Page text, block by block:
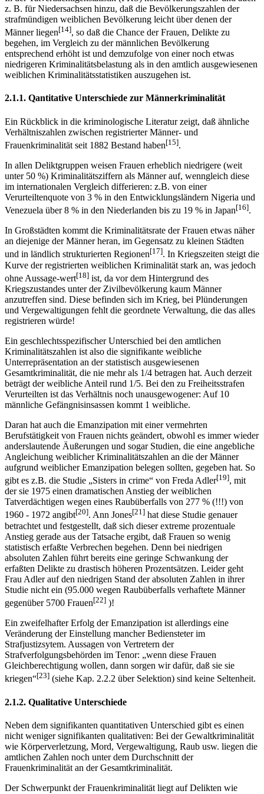
z. B. für Niedersachsen hinzu, daß die Bevölkerungszahlen der
strafmündigen weiblichen Bevölkerung leicht über denen der
Männer liegen[14], so daß die Chance der Frauen, Delikte zu
begehen, im Vergleich zu der männlichen Bevölkerung
entsprechend erhöht ist und demzufolge von einer noch etwas
niedrigeren Kriminalitätsbelastung als in den amtlich ausgewiesenen
weiblichen Kriminalitätsstatistiken auszugehen ist.
2.1.1. Qantitative Unterschiede zur Männerkriminalität
Ein Rückblick in die kriminologische Literatur zeigt, daß ähnliche
Verhältniszahlen zwischen registrierter Männer- und
Frauenkriminalität seit 1882 Bestand haben[15].
In allen Deliktgruppen weisen Frauen erheblich niedrigere (weit
unter 50 %) Kriminalitätsziffern als Männer auf, wenngleich diese
im internationalen Vergleich differieren: z.B. von einer
Verurteiltenquote von 3 % in den Entwicklungsländern Nigeria und
Venezuela über 8 % in den Niederlanden bis zu 19 % in Japan[16].
In Großstädten kommt die Kriminalitätsrate der Frauen etwas näher
an diejenige der Männer heran, im Gegensatz zu kleinen Städten
und in ländlich strukturierten Regionen[17]. In Kriegszeiten steigt die
Kurve der registrierten weiblichen Kriminalität stark an, was jedoch
ohne Aussage-wert[18] ist, da vor dem Hintergrund des
Kriegszustandes unter der Zivilbevölkerung kaum Männer
anzutreffen sind. Diese befinden sich im Krieg, bei Plünderungen
und Vergewaltigungen fehlt die geordnete Verwaltung, die das alles
registrieren würde!
Ein geschlechtsspezifischer Unterschied bei den amtlichen
Kriminalitätszahlen ist also die signifikante weibliche
Unterrepräsentation an der statistisch ausgewiesenen
Gesamtkriminalität, die nie mehr als 1/4 betragen hat. Auch derzeit
beträgt der weibliche Anteil rund 1/5. Bei den zu Freiheitsstrafen
Verurteilten ist das Verhältnis noch unausgewogener: Auf 10
männliche Gefängnisinsassen kommt 1 weibliche.
Daran hat auch die Emanzipation mit einer vermehrten
Berufstätigkeit von Frauen nichts geändert, obwohl es immer wieder
anderslautende Äußerungen und sogar Studien, die eine angebliche
Angleichung weiblicher Kriminalitätszahlen an die der Männer
aufgrund weiblicher Emanzipation belegen sollten, gegeben hat. So
gibt es z.B. die Studie „Sisters in crime“ von Freda Adler[19], mit
der sie 1975 einen dramatischen Anstieg der weiblichen
Tatverdächtigen wegen eines Raubüberfalls von 277 % (!!!) von
1960 - 1972 angibt[20]. Ann Jones[21] hat diese Studie genauer
betrachtet und festgestellt, daß sich dieser extreme prozentuale
Anstieg gerade aus der Tatsache ergibt, daß Frauen so wenig
statistisch erfaßte Verbrechen begehen. Denn bei niedrigen
absoluten Zahlen führt bereits eine geringe Schwankung der
erfaßten Delikte zu drastisch höheren Prozentsätzen. Leider geht
Frau Adler auf den niedrigen Stand der absoluten Zahlen in ihrer
Studie nicht ein (95.000 wegen Raubüberfalls verhaftete Männer
gegenüber 5700 Frauen[22] )!
Ein zweifelhafter Erfolg der Emanzipation ist allerdings eine
Veränderung der Einstellung mancher Bediensteter im
Strafjustizsytem. Aussagen von Vertretern der
Strafverfolgungsbehörden im Tenor: „wenn diese Frauen
Gleichberechtigung wollen, dann sorgen wir dafür, daß sie sie
kriegen“[23] (siehe Kap. 2.2.2 über Selektion) sind keine Seltenheit.
2.1.2. Qualitative Unterschiede
Neben dem signifikanten quantitativen Unterschied gibt es einen
nicht weniger signifikanten qualitativen: Bei der Gewaltkriminalität
wie Körperverletzung, Mord, Vergewaltigung, Raub usw. liegen die
amtlichen Zahlen noch unter dem Durchschnitt der
Frauenkriminalität an der Gesamtkriminalität.
Der Schwerpunkt der Frauenkriminalität liegt auf Delikten wie